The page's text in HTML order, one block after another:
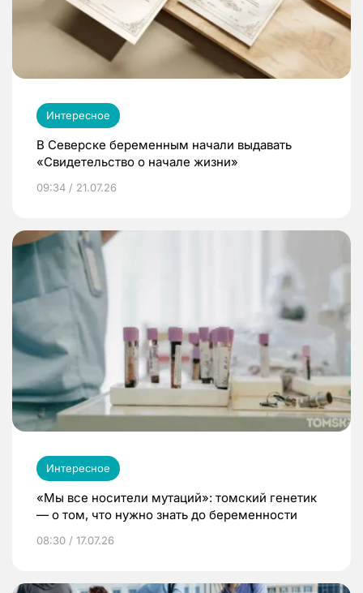
Интересное
В Северске беременным начали выдавать
«Свидетельство о начале жизни»
09:34 / 21.07.26
Интересное
«Мы все носители мутаций»: томский генетик
— о том, что нужно знать до беременности
08:30 / 17.07.26